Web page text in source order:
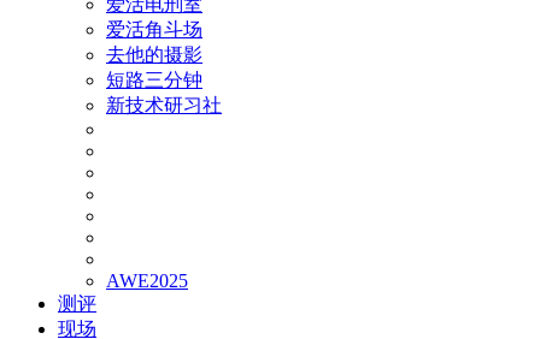
爱活电刑室
爱活角斗场
去他的摄影
短路三分钟
新技术研习社
AWE2025
测评
现场